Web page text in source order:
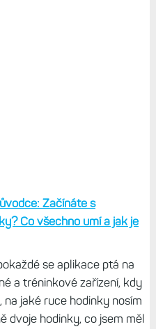
Začínáte s
Co všechno umí a jak je
se aplikace ptá na
a tréninkové zařízení, kdy
jaké ruce hodinky nosím
dvoje hodinky, co jsem měl